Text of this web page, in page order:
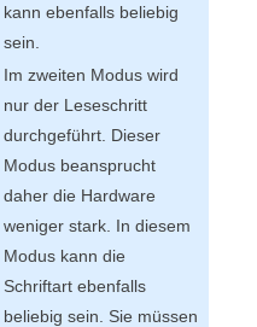
kann ebenfalls beliebig
sein.
Im zweiten Modus wird
nur der Leseschritt
durchgeführt. Dieser
Modus beansprucht
daher die Hardware
weniger stark. In diesem
Modus kann die
Schriftart ebenfalls
beliebig sein. Sie müssen